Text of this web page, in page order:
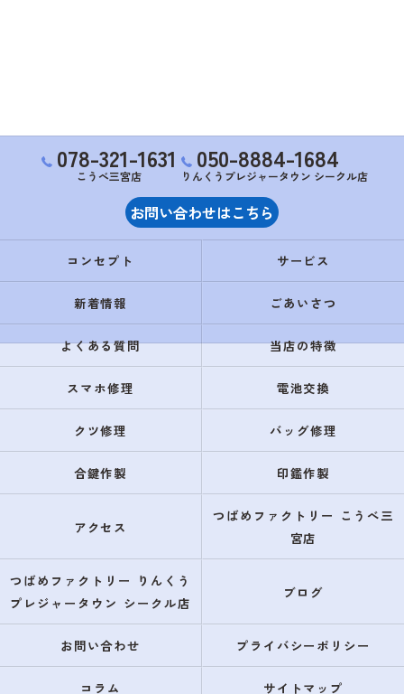
078-321-1631
こうべ三宮店
050-8884-1684
りんくうプレジャータウン シークル店
お問い合わせはこちら
コンセプト サービス
新着情報 ごあいさつ
よくある質問 当店の特徴
スマホ修理 電池交換
クツ修理 バッグ修理
合鍵作製 印鑑作製
アクセス
つばめファクトリー こうべ三
宮店
つばめファクトリー りんくう
プレジャータウン シークル店
ブログ
お問い合わせ プライバシーポリシー
コラム サイトマップ